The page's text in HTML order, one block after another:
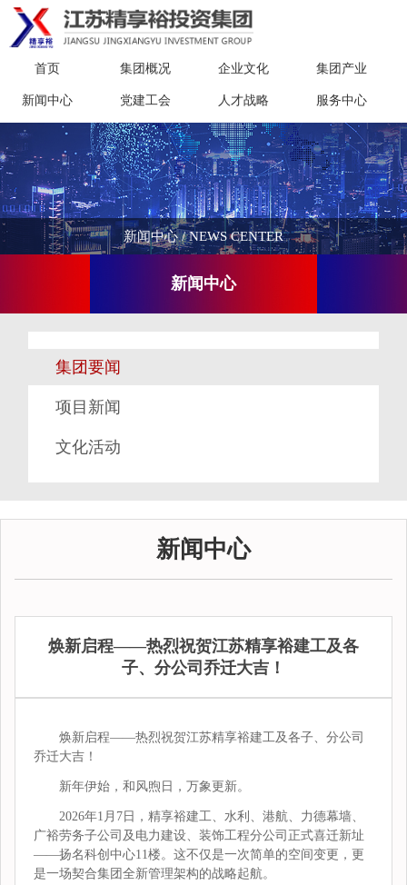
首页 集团概况 企业文化 集团产业
新闻中心 党建工会 人才战略 服务中心
新闻中心 / NEWS CENTER
新闻中心
集团要闻
项目新闻
文化活动
新闻中心
焕新启程——热烈祝贺江苏精享裕建工及各
子、分公司乔迁大吉！
焕新启程——热烈祝贺江苏精享裕建工及各子、分公司
乔迁大吉！
新年伊始，和风煦日，万象更新。
2026年1月7日，精享裕建工、水利、港航、力德幕墙、
广裕劳务子公司及电力建设、装饰工程分公司正式喜迁新址
——扬名科创中心11楼。这不仅是一次简单的空间变更，更
是一场契合集团全新管理架构的战略起航。